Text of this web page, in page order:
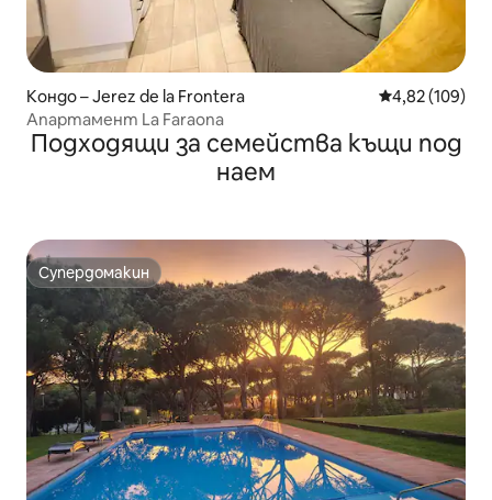
Кондо – Jerez de la Frontera Средна
4,82 (109)
Апартамент La Faraona
Подходящи за семейства къщи под
наем
Супердомакин
Супердомакин